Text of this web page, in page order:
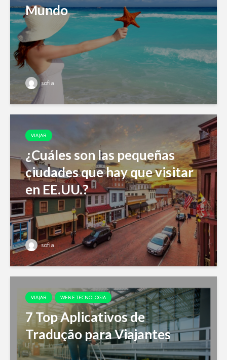
Mundo
sofia
VIAJAR
¿Cuáles son las pequeñas
ciudades que hay que visitar
en EE.UU.?
sofia
VIAJAR WEB E TECNOLOGIA
7 Top Aplicativos de
Tradução para Viajantes